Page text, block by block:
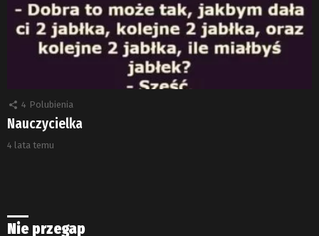
4 Polubienia
Nauczycielka
4 lata temu
Nie przegap